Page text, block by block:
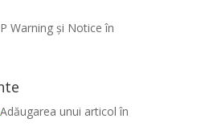
Warning și Notice în
Adăugarea unui articol în